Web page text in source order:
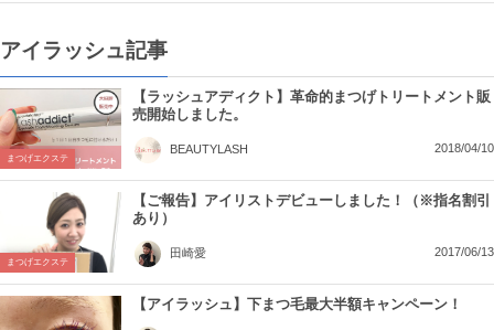
アイラッシュ記事
まつげエクステ
【ラッシュアディクト】革命的まつげトリートメント販
売開始しました。
BEAUTYLASH 2018/04/10
まつげエクステ
【ご報告】アイリストデビューしました！（※指名割引
あり）
田崎愛 2017/06/13
【アイラッシュ】下まつ毛最大半額キャンペーン！